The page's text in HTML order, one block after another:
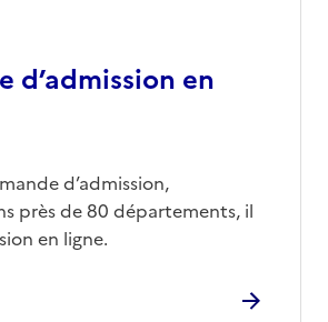
d’admission en
d’admission,
près de 80 départements, il
en ligne.